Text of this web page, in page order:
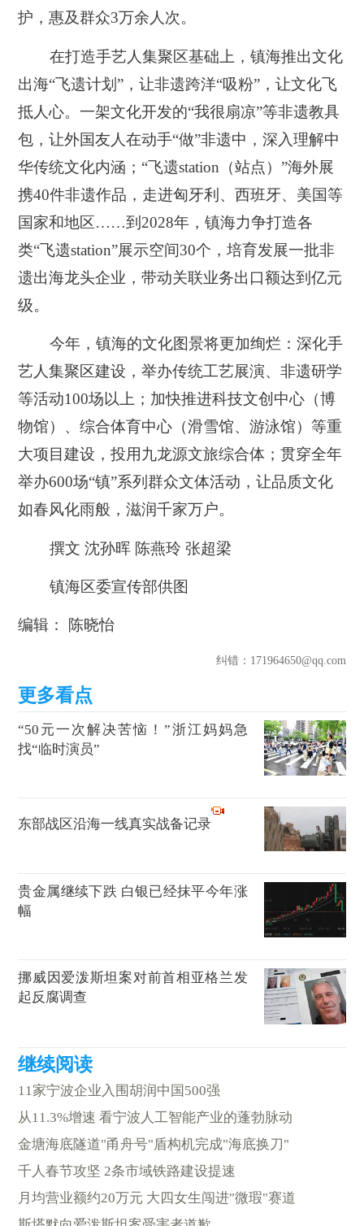
护，惠及群众3万余人次。
在打造手艺人集聚区基础上，镇海推出文化
出海“飞遗计划”，让非遗跨洋“吸粉”，让文化飞
抵人心。一架文化开发的“我很扇凉”等非遗教具
包，让外国友人在动手“做”非遗中，深入理解中
华传统文化内涵；“飞遗station（站点）”海外展
携40件非遗作品，走进匈牙利、西班牙、美国等
国家和地区……到2028年，镇海力争打造各
类“飞遗station”展示空间30个，培育发展一批非
遗出海龙头企业，带动关联业务出口额达到亿元
级。
今年，镇海的文化图景将更加绚烂：深化手
艺人集聚区建设，举办传统工艺展演、非遗研学
等活动100场以上；加快推进科技文创中心（博
物馆）、综合体育中心（滑雪馆、游泳馆）等重
大项目建设，投用九龙源文旅综合体；贯穿全年
举办600场“镇”系列群众文体活动，让品质文化
如春风化雨般，滋润千家万户。
撰文 沈孙晖 陈燕玲 张超梁
镇海区委宣传部供图
编辑： 陈晓怡
纠错：171964650@qq.com
“50元一次解决苦恼！”浙江妈妈急
找“临时演员”
东部战区沿海一线真实战备记录
贵金属继续下跌 白银已经抹平今年涨
幅
挪威因爱泼斯坦案对前首相亚格兰发
起反腐调查
11家宁波企业入围胡润中国500强
从11.3%增速 看宁波人工智能产业的蓬勃脉动
金塘海底隧道"甬舟号"盾构机完成"海底换刀"
千人春节攻坚 2条市域铁路建设提速
月均营业额约20万元 大四女生闯进"微瑕"赛道